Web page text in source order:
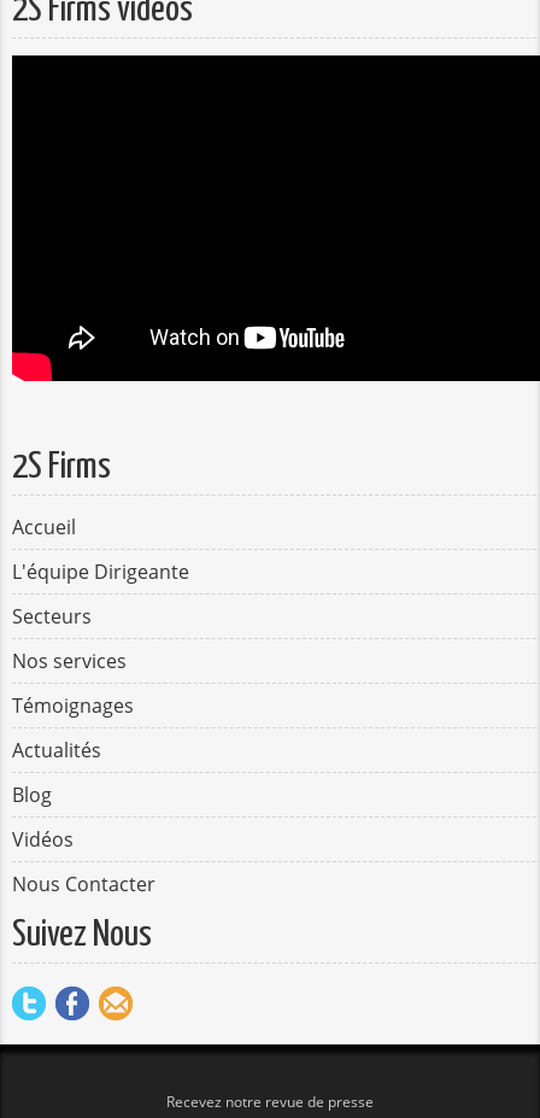
2S Firms videos
2S Firms
Accueil
L'équipe Dirigeante
Secteurs
Nos services
Témoignages
Actualités
Blog
Vidéos
Nous Contacter
Suivez Nous
Recevez notre revue de presse